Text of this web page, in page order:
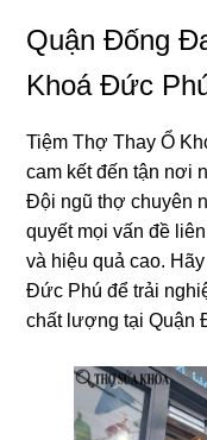
Quận Đống
Khoá Ðức
Tiệm Thợ Thay Ổ
cam kết đến tận nơi
Đội ngũ thợ chuyên
quyết mọi vấn đề
và hiệu quả cao.
Ðức Phú để trải
chất lượng tại Quận